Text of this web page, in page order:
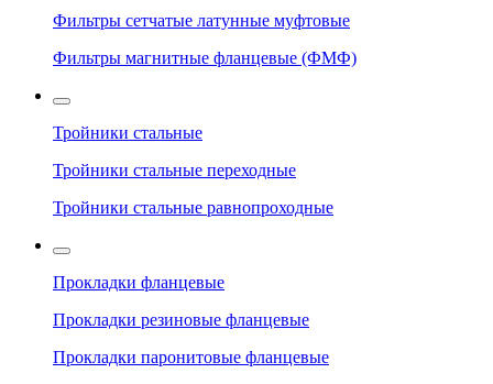
Фильтры сетчатые латунные муфтовые
Фильтры магнитные фланцевые (ФМФ)
Тройники стальные
Тройники стальные переходные
Тройники стальные равнопроходные
Прокладки фланцевые
Прокладки резиновые фланцевые
Прокладки паронитовые фланцевые